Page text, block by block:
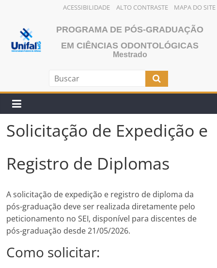
ACESSIBILIDADE ALTO CONTRASTE MAPA DO SITE
PROGRAMA DE PÓS-GRADUAÇÃO
EM CIÊNCIAS ODONTOLÓGICAS
Mestrado
Solicitação de Expedição e
Registro de Diplomas
A solicitação de expedição e registro de diploma da
pós-graduação deve ser realizada diretamente pelo
peticionamento no SEI, disponível para discentes de
pós-graduação desde 21/05/2026.
Como solicitar: